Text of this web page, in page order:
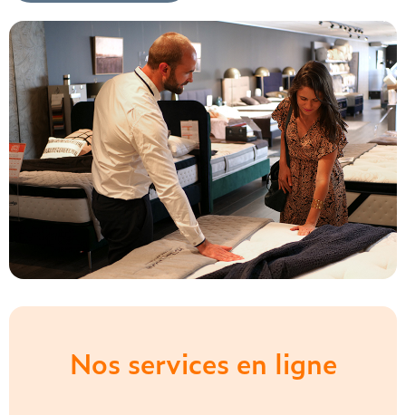
Nos services en ligne